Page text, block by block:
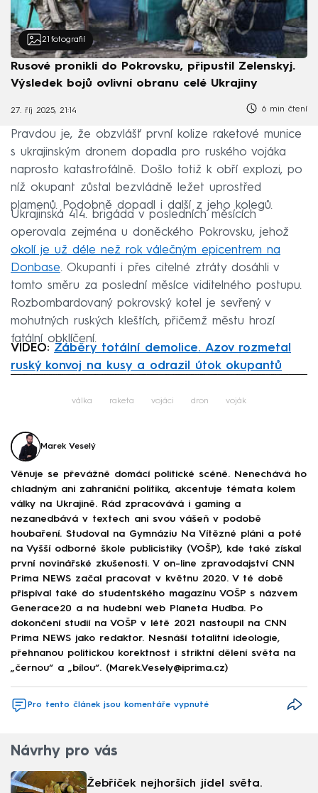
21 fotografií
Rusové pronikli do Pokrovsku, připustil Zelenskyj.
Výsledek bojů ovlivní obranu celé Ukrajiny
27. říj 2025, 21:14 6 min čtení
Pravdou je, že obzvlášť první kolize raketové munice
s ukrajinským dronem dopadla pro ruského vojáka
naprosto katastrofálně. Došlo totiž k obří explozi, po
níž okupant zůstal bezvládně ležet uprostřed
plamenů. Podobně dopadl i další z jeho kolegů.
Ukrajinská 414. brigáda v posledních měsících
operovala zejména u doněckého Pokrovsku, jehož
okolí je už déle než rok válečným epicentrem na
Donbase. Okupanti i přes citelné ztráty dosáhli v
tomto směru za poslední měsíce viditelného postupu.
Rozbombardovaný pokrovský kotel je sevřený v
mohutných ruských kleštích, přičemž městu hrozí
fatální obklíčení.
VIDEO: Záběry totální demolice. Azov rozmetal
ruský konvoj na kusy a odrazil útok okupantů
válka raketa vojáci dron voják
Marek Veselý
Věnuje se převážně domácí politické scéně. Nenechává ho
chladným ani zahraniční politika, akcentuje témata kolem
války na Ukrajině. Rád zpracovává i gaming a
nezanedbává v textech ani svou vášeň v podobě
houbaření. Studoval na Gymnáziu Na Vítězné pláni a poté
na Vyšší odborné škole publicistiky (VOŠP), kde také získal
první novinářské zkušenosti. V on-line zpravodajství CNN
Prima NEWS začal pracovat v květnu 2020. V té době
přispíval také do studentského magazínu VOŠP s názvem
Generace20 a na hudební web Planeta Hudba. Po
dokončení studií na VOŠP v létě 2021 nastoupil na CNN
Prima NEWS jako redaktor. Nesnáší totalitní ideologie,
přehnanou politickou korektnost i striktní dělení světa na
„černou“ a „bílou“. (Marek.Vesely@iprima.cz)
Pro tento článek jsou komentáře vypnuté
Návrhy pro vás
Žebříček nejhorších jídel světa.